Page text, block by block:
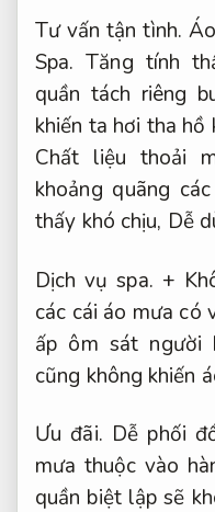
Tư vấn tận tình.
Spa. Tăng tính
quần tách riêng
khiến ta hơi tha hồ
Chất liệu thoải
khoảng quãng
thấy khó chịu, Dễ
Dịch vụ spa. +
các cái áo mưa có
ấp ôm sát người
cũng không khiến
Ưu đãi. Dễ phối
mưa thuộc vào
quần biệt lập sẽ